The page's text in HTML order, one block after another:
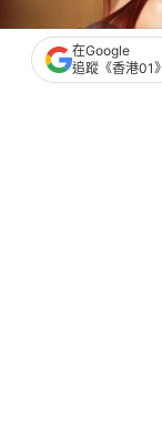
在Google
追蹤《香港01》